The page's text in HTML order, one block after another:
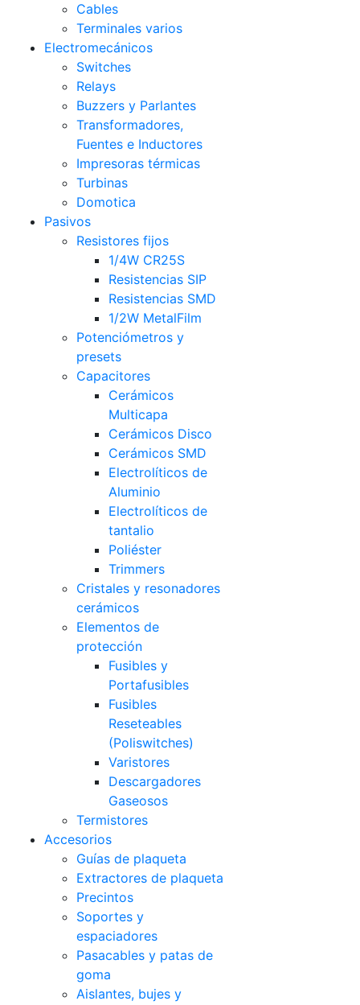
Cables
Terminales varios
Electromecánicos
Switches
Relays
Buzzers y Parlantes
Transformadores,
Fuentes e Inductores
Impresoras térmicas
Turbinas
Domotica
Pasivos
Resistores fijos
1/4W CR25S
Resistencias SIP
Resistencias SMD
1/2W MetalFilm
Potenciómetros y
presets
Capacitores
Cerámicos
Multicapa
Cerámicos Disco
Cerámicos SMD
Electrolíticos de
Aluminio
Electrolíticos de
tantalio
Poliéster
Trimmers
Cristales y resonadores
cerámicos
Elementos de
protección
Fusibles y
Portafusibles
Fusibles
Reseteables
(Poliswitches)
Varistores
Descargadores
Gaseosos
Termistores
Accesorios
Guías de plaqueta
Extractores de plaqueta
Precintos
Soportes y
espaciadores
Pasacables y patas de
goma
Aislantes, bujes y